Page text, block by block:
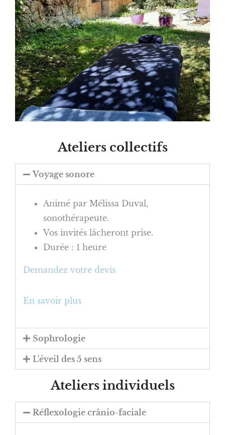
Ateliers collectifs
Voyage sonore
Animé par Mélissa Duval,
sonothérapeute.
Vos invités lâcheront prise.
Durée : 1 heure
Demandez votre devis
En savoir plus
Sophrologie
L'éveil des 5 sens
Ateliers individuels
Réflexologie crânio-faciale